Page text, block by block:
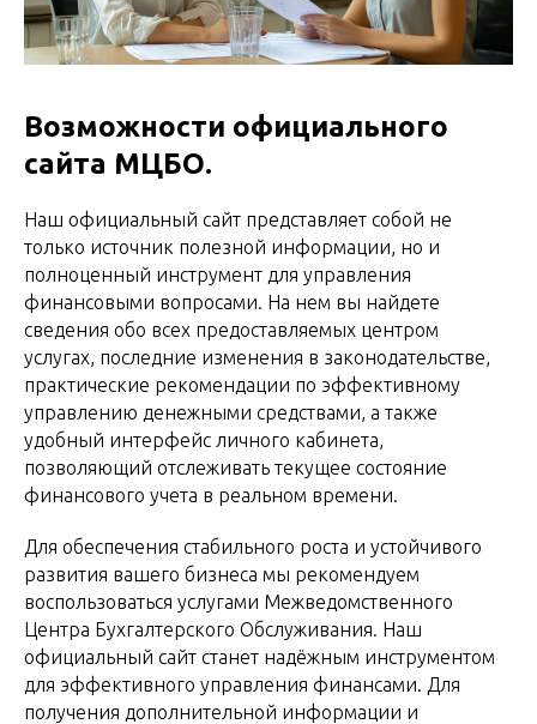
Возможности официального
сайта МЦБО.
Наш официальный сайт представляет собой не
только источник полезной информации, но и
полноценный инструмент для управления
финансовыми вопросами. На нем вы найдете
сведения обо всех предоставляемых центром
услугах, последние изменения в законодательстве,
практические рекомендации по эффективному
управлению денежными средствами, а также
удобный интерфейс личного кабинета,
позволяющий отслеживать текущее состояние
финансового учета в реальном времени.
Для обеспечения стабильного роста и устойчивого
развития вашего бизнеса мы рекомендуем
воспользоваться услугами Межведомственного
Центра Бухгалтерского Обслуживания. Наш
официальный сайт станет надёжным инструментом
для эффективного управления финансами. Для
получения дополнительной информации и